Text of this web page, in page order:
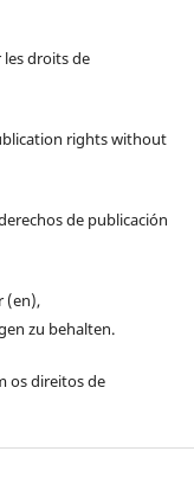
droits de
rights without
de publicación
(en),
zu behalten.
os direitos de